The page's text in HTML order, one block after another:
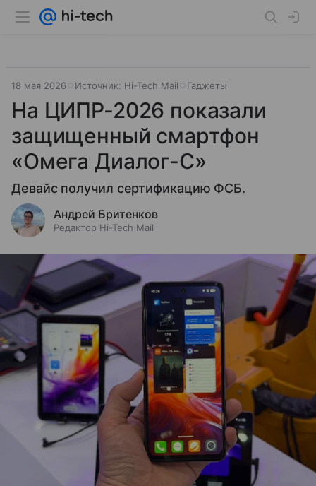
18 мая 2026 Источник: Hi-Tech Mail Гаджеты
На ЦИПР-2026 показали
защищенный смартфон
«Омега Диалог-С»
Девайс получил сертификацию ФСБ.
Андрей Бритенков
Редактор Hi-Tech Mail